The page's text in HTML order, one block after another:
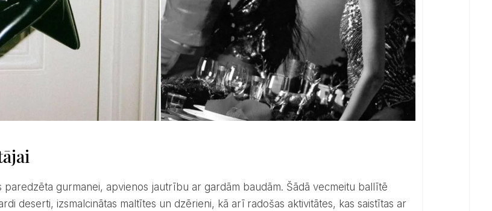
deserti, izsmalcinātas maltītes un dzērieni, kā arī radošas aktivitātes, kas saistītas ar